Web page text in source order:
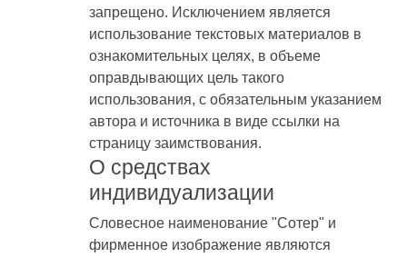
запрещено. Исключением является
использование текстовых материалов в
ознакомительных целях, в объеме
оправдывающих цель такого
использования, с обязательным указанием
автора и источника в виде ссылки на
страницу заимствования.
О средствах
индивидуализации
Словесное наименование "Сотер" и
фирменное изображение являются